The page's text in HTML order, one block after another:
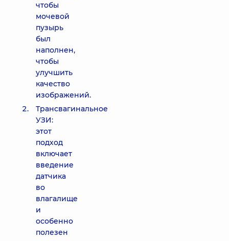
чтобы
мочевой
пузырь
был
наполнен,
чтобы
улучшить
качество
изображений.
Трансвагинальное
УЗИ:
этот
подход
включает
введение
датчика
во
влагалище
и
особенно
полезен